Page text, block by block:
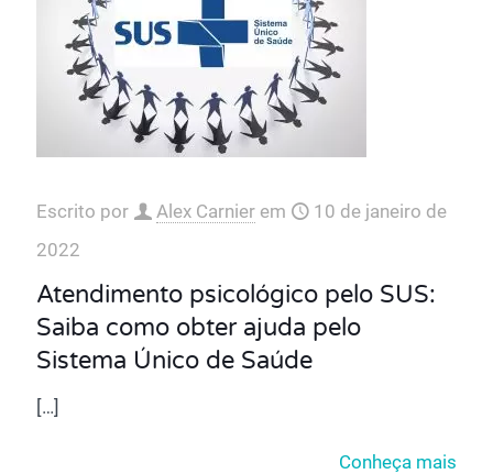
Escrito por Alex Carnier em
10 de janeiro de
2022
Atendimento psicológico pelo SUS:
Saiba como obter ajuda pelo
Sistema Único de Saúde
[…]
Conheça mais